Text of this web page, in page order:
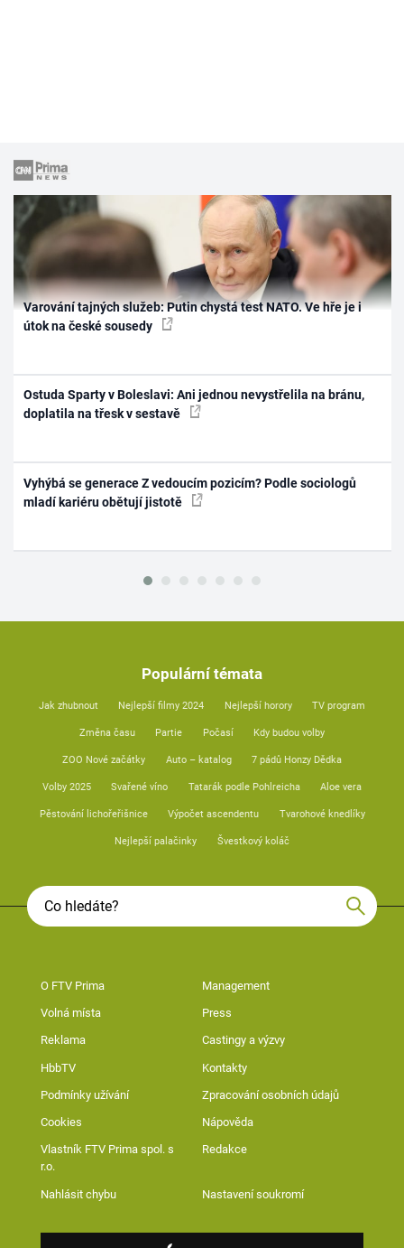
Varování tajných služeb: Putin chystá test NATO. Ve hře je i
útok na české sousedy
Ostuda Sparty v Boleslavi: Ani jednou nevystřelila na bránu,
doplatila na třesk v sestavě
Vyhýbá se generace Z vedoucím pozicím? Podle sociologů
mladí kariéru obětují jistotě
Populární témata
Jak zhubnout Nejlepší filmy 2024 Nejlepší horory TV program
Změna času Partie Počasí Kdy budou volby
ZOO Nové začátky Auto – katalog 7 pádů Honzy Dědka
Volby 2025 Svařené víno Tatarák podle Pohlreicha Aloe vera
Pěstování lichořeřišnice Výpočet ascendentu Tvarohové knedlíky
Nejlepší palačinky Švestkový koláč
O FTV Prima Management
Volná místa Press
Reklama Castingy a výzvy
HbbTV Kontakty
Podmínky užívání Zpracování osobních údajů
Cookies Nápověda
Vlastník FTV Prima spol. s
r.o.
Redakce
Nahlásit chybu Nastavení soukromí